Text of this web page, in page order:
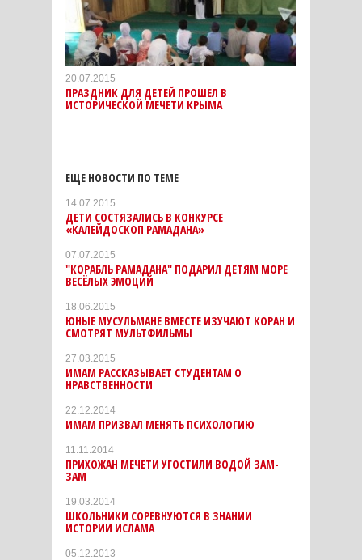
20.07.2015
ПРАЗДНИК ДЛЯ ДЕТЕЙ ПРОШЕЛ В
ИСТОРИЧЕСКОЙ МЕЧЕТИ КРЫМА
ЕЩЕ НОВОСТИ ПО ТЕМЕ
14.07.2015
ДЕТИ СОСТЯЗАЛИСЬ В КОНКУРСЕ
«КАЛЕЙДОСКОП РАМАДАНА»
07.07.2015
"КОРАБЛЬ РАМАДАНА" ПОДАРИЛ ДЕТЯМ МОРЕ
ВЕСЁЛЫХ ЭМОЦИЙ
18.06.2015
ЮНЫЕ МУСУЛЬМАНЕ ВМЕСТЕ ИЗУЧАЮТ КОРАН И
СМОТРЯТ МУЛЬТФИЛЬМЫ
27.03.2015
ИМАМ РАССКАЗЫВАЕТ СТУДЕНТАМ О
НРАВСТВЕННОСТИ
22.12.2014
ИМАМ ПРИЗВАЛ МЕНЯТЬ ПСИХОЛОГИЮ
11.11.2014
ПРИХОЖАН МЕЧЕТИ УГОСТИЛИ ВОДОЙ ЗАМ-
ЗАМ
19.03.2014
ШКОЛЬНИКИ СОРЕВНУЮТСЯ В ЗНАНИИ
ИСТОРИИ ИСЛАМА
05.12.2013